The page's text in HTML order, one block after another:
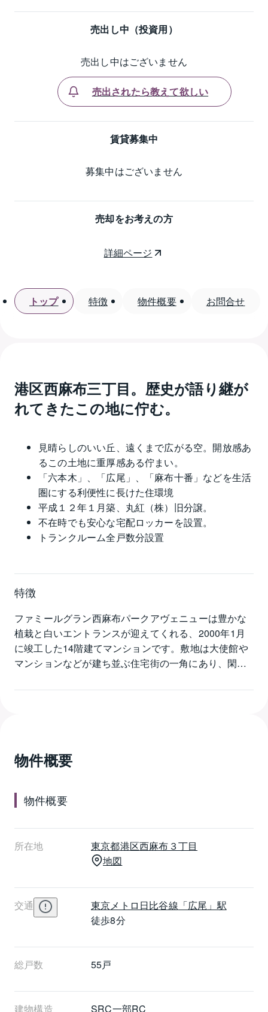
売出し中（投資用）
売出し中はございません
売出されたら教えて欲しい
賃貸募集中
募集中はございません
売却をお考えの方
詳細ページ
トップ 特徴 物件概要 お問合せ
港区西麻布三丁目。歴史が語り継が
れてきたこの地に佇む。
見晴らしのいい丘、遠くまで広がる空。開放感あ
るこの土地に重厚感ある佇まい。
「六本木」、「広尾」、「麻布十番」などを生活
圏にする利便性に長けた住環境
平成１２年１月築、丸紅（株）旧分譲。
不在時でも安心な宅配ロッカーを設置。
トランクルーム全戸数分設置
特徴
ファミールグラン西麻布パークアヴェニューは豊かな
植栽と白いエントランスが迎えてくれる、2000年1月
に竣工した14階建てマンションです。敷地は大使館や
マンションなどが建ち並ぶ住宅街の一角にあり、閑静
歩3分、六本木ヒルズへは徒歩5分ほど、散策やショッ
は59㎡～129㎡台、雁行プランやメゾネットタイプな
ど、多彩な住戸が計画されています。フルオートバ
クルームと駐車場など、便利な設備が充実、管理形態
麻布パークアヴェニューの最寄り駅は東京メトロ日比
谷線の広尾駅で駅から徒歩8分です。
物件概要
物件概要
所在地 東京都港区西麻布３丁目
地図
交通 東京メトロ日比谷線 「広尾」駅
徒歩8分
総戸数 55戸
建物構造 SRC一部RC